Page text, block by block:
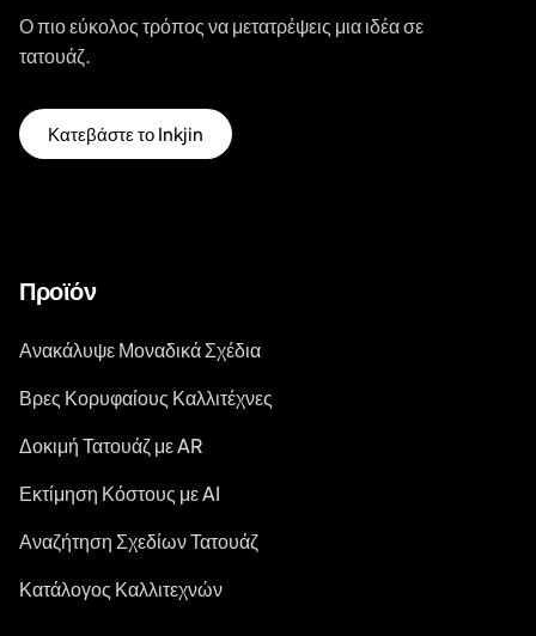
Ο πιο εύκολος τρόπος να μετατρέψεις μια ιδέα σε
τατουάζ.
Κατεβάστε το Inkjin
Προϊόν
Ανακάλυψε Μοναδικά Σχέδια
Βρες Κορυφαίους Καλλιτέχνες
Δοκιμή Τατουάζ με AR
Εκτίμηση Κόστους με AI
Αναζήτηση Σχεδίων Τατουάζ
Κατάλογος Καλλιτεχνών